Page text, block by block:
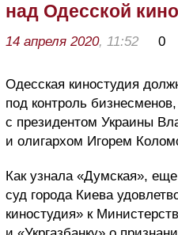
над Одесской
14 апреля 2020, 11:52 0
Одесская киностудия
под контроль
с президентом Украины
и олигархом Игорем
Как узнала «Думская»,
суд города Киева
киностудия» к